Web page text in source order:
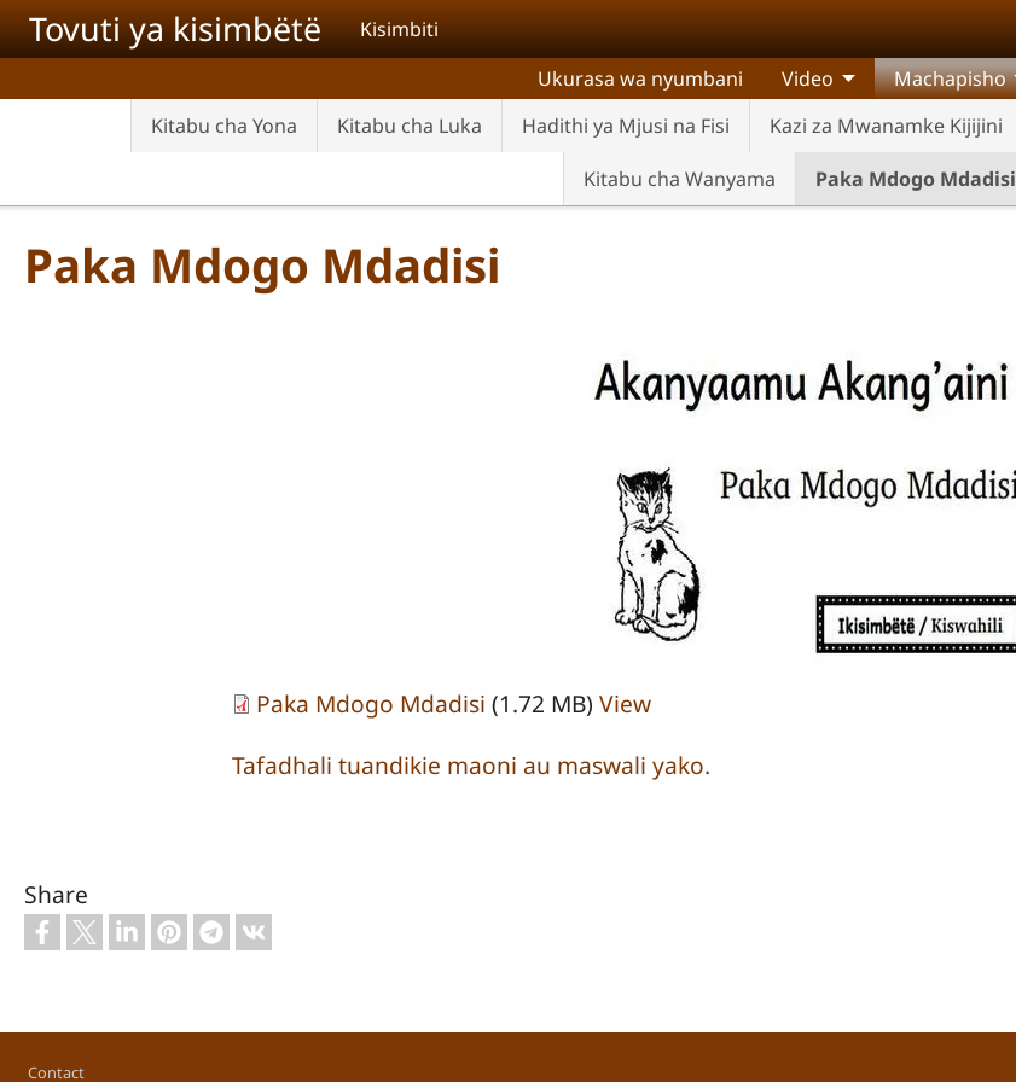
Skip to main content
Tovuti ya kisimbëtë Kisimbiti
Ukurasa wa nyumbani Video
Machapisho
Kitabu cha Yona
Kitabu cha Luka Hadithi ya Mjusi na Fisi Kazi za Mwanamke Kijijini
Kitabu cha Wanyama
Paka Mdogo Mdadisi
Paka Mdogo Mdadisi
Paka Mdogo Mdadisi (1.72 MB) View
Tafadhali tuandikie maoni au maswali yako.
Share
Footer
Contact